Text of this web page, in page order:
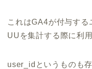
これはGA4が付与する
UUを集計する際に利
user_idというものも